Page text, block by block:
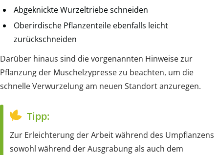
Abgeknickte Wurzeltriebe schneiden
Oberirdische Pflanzenteile ebenfalls leicht
zurückschneiden
Darüber hinaus sind die vorgenannten Hinweise zur
Pflanzung der Muschelzypresse zu beachten, um die
schnelle Verwurzelung am neuen Standort anzuregen.
Tipp:
Zur Erleichterung der Arbeit während des Umpflanzens
sowohl während der Ausgrabung als auch dem